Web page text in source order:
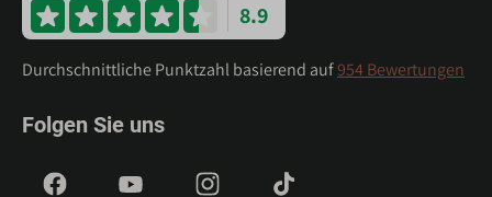
8.9
Durchschnittliche Punktzahl basierend auf954 Bewertungen
Folgen Sie uns